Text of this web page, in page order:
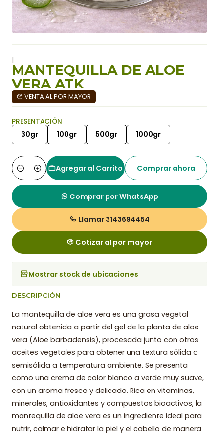
|
MANTEQUILLA DE ALOE
VERA ATK
VENTA AL POR MAYOR
PRESENTACIÓN
30gr 100gr 500gr 1000gr
Cantidad
Agregar al Carrito Comprar ahora
Comprar por WhatsApp
Llamar 3143694454
Cotizar al por mayor
Mostrar stock de ubicaciones
DESCRIPCIÓN
La mantequilla de aloe vera es una grasa vegetal
natural obtenida a partir del gel de la planta de aloe
vera (Aloe barbadensis), procesada junto con otros
aceites vegetales para obtener una textura sólida o
semisólida a temperatura ambiente. Se presenta
como una crema de color blanco a verde muy suave,
con un aroma fresco y delicado. Rica en vitaminas,
minerales, antioxidantes y compuestos bioactivos, la
mantequilla de aloe vera es un ingrediente ideal para
nutrir, calmar e hidratar la piel y el cabello de manera